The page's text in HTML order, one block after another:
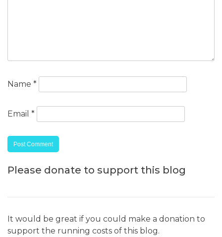
Name *
Email *
Please donate to support this blog
It would be great if you could make a donation to
support the running costs of this blog.